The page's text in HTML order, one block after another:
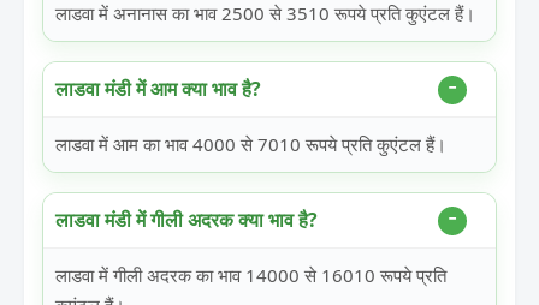
लाडवा में अनानास का भाव 2500 से 3510 रूपये प्रति कुएंटल हैं।
लाडवा मंडी में आम क्या भाव है?
लाडवा में आम का भाव 4000 से 7010 रूपये प्रति कुएंटल हैं।
लाडवा मंडी में गीली अदरक क्या भाव है?
लाडवा में गीली अदरक का भाव 14000 से 16010 रूपये प्रति